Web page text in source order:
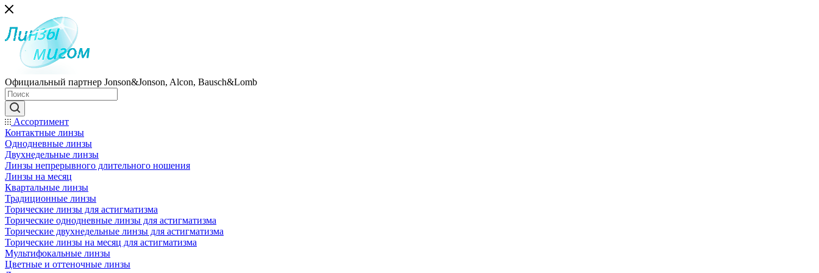
Официальный партнер Jonson&Jonson, Alcon, Bausch&Lomb
Ассортимент
Контактные линзы
Однодневные линзы
Двухнедельные линзы
Линзы непрерывного длительного ношения
Линзы на месяц
Квартальные линзы
Традиционные линзы
Торические линзы для астигматизма
Торические однодневные линзы для астигматизма
Торические двухнедельные линзы для астигматизма
Торические линзы на месяц для астигматизма
Мультифокальные линзы
Цветные и оттеночные линзы